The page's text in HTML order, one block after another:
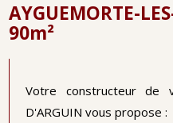
AYGUEMORTE-
90m²
Votre constructeur de
D'ARGUIN vous propose :